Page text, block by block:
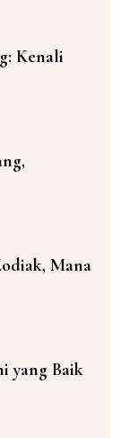
Kenali
Mana
yang Baik